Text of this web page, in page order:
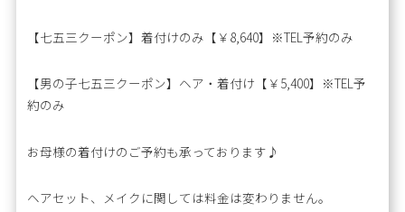
【七五三クーポン】着付けのみ【￥8,640】※TEL予約のみ
【男の子七五三クーポン】ヘア・着付け【￥5,400】※TEL予
約のみ
お母様の着付けのご予約も承っております♪
ヘアセット、メイクに関しては料金は変わりません。